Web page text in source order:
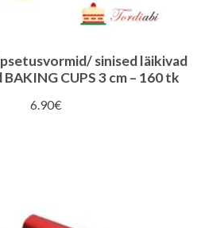
sinised läikivad
CUPS 3 cm – 160 tk
6.90€